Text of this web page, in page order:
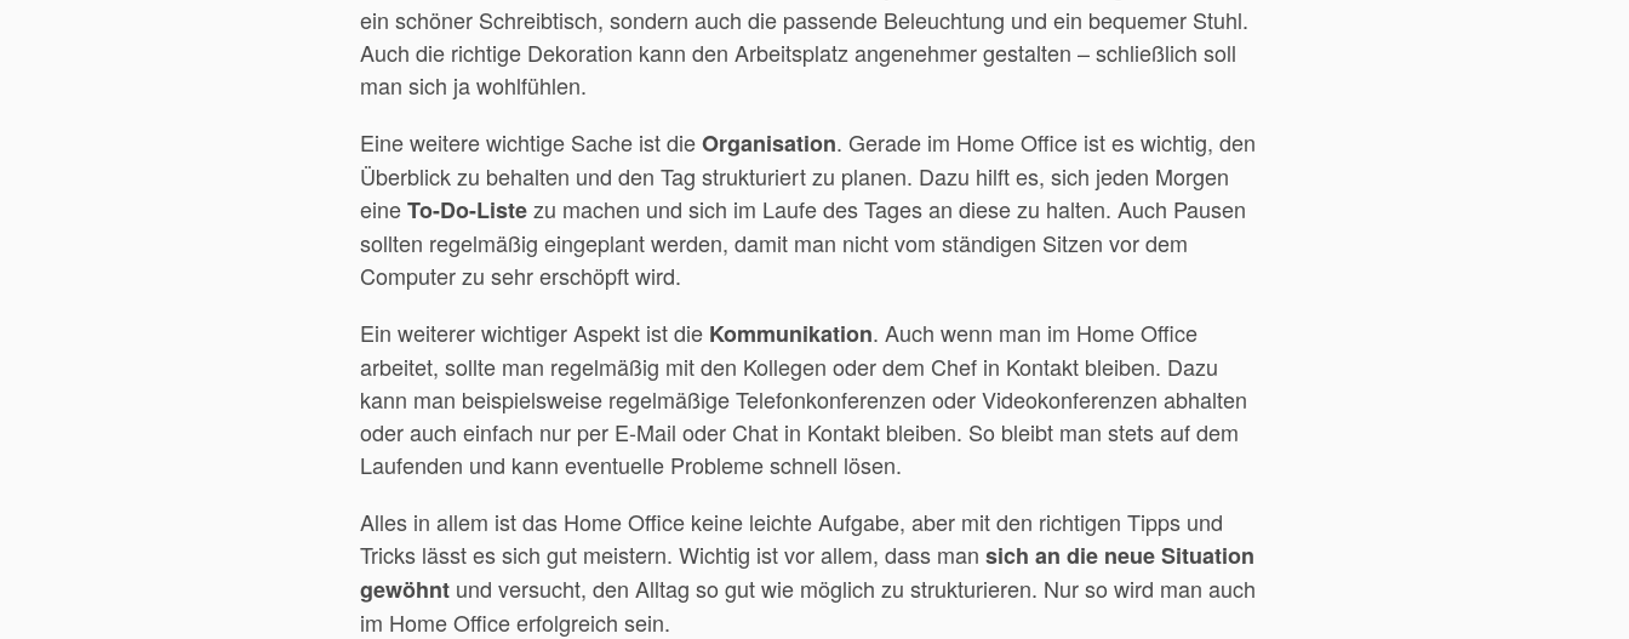
ein schöner Schreibtisch, sondern auch die passende Beleuchtung und ein bequemer Stuhl.
Auch die richtige Dekoration kann den Arbeitsplatz angenehmer gestalten – schließlich soll
man sich ja wohlfühlen.
Eine weitere wichtige Sache ist dieOrganisation. Gerade im Home Office ist es wichtig, den
Überblick zu behalten und den Tag strukturiert zu planen. Dazu hilft es, sich jeden Morgen
eineTo-Do-Listezu machen und sich im Laufe des Tages an diese zu halten. Auch Pausen
sollten regelmäßig eingeplant werden, damit man nicht vom ständigen Sitzen vor dem
Computer zu sehr erschöpft wird.
Ein weiterer wichtiger Aspekt ist die Kommunikation. Auch wenn man im Home Office
arbeitet, sollte man regelmäßig mit den Kollegen oder dem Chef in Kontakt bleiben. Dazu
kann man beispielsweise regelmäßige Telefonkonferenzen oder Videokonferenzen abhalten
oder auch einfach nur per E-Mail oder Chat in Kontakt bleiben. So bleibt man stets auf dem
Laufenden und kann eventuelle Probleme schnell lösen.
Alles in allem ist das Home Office keine leichte Aufgabe, aber mit den richtigen Tipps und
Tricks lässt es sich gut meistern. Wichtig ist vor allem, dass man sich an die neue Situation
gewöhnt und versucht, den Alltag so gut wie möglich zu strukturieren. Nur so wird man auch
im Home Office erfolgreich sein.